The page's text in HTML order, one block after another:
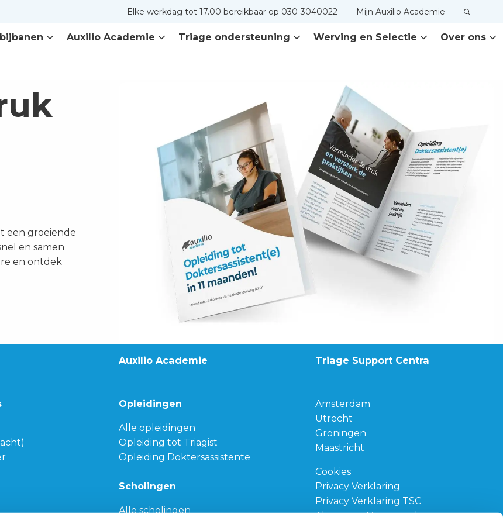
Elke werkdag tot 17.00 bereikbaar op 030-3040022 Mijn Auxilio Academie
Auxilio Academie Triage ondersteuning Werving en Selectie Over ons
een groeiende
en samen
en ontdek
Auxilio Academie
Opleidingen
Alle opleidingen
Opleiding tot Triagist
Opleiding Doktersassistente
Scholingen
Alle scholingen
Triage Support Centra
Amsterdam
Utrecht
Groningen
Maastricht
Cookies
Privacy Verklaring
Privacy Verklaring TSC
Algemene Voorwaarden